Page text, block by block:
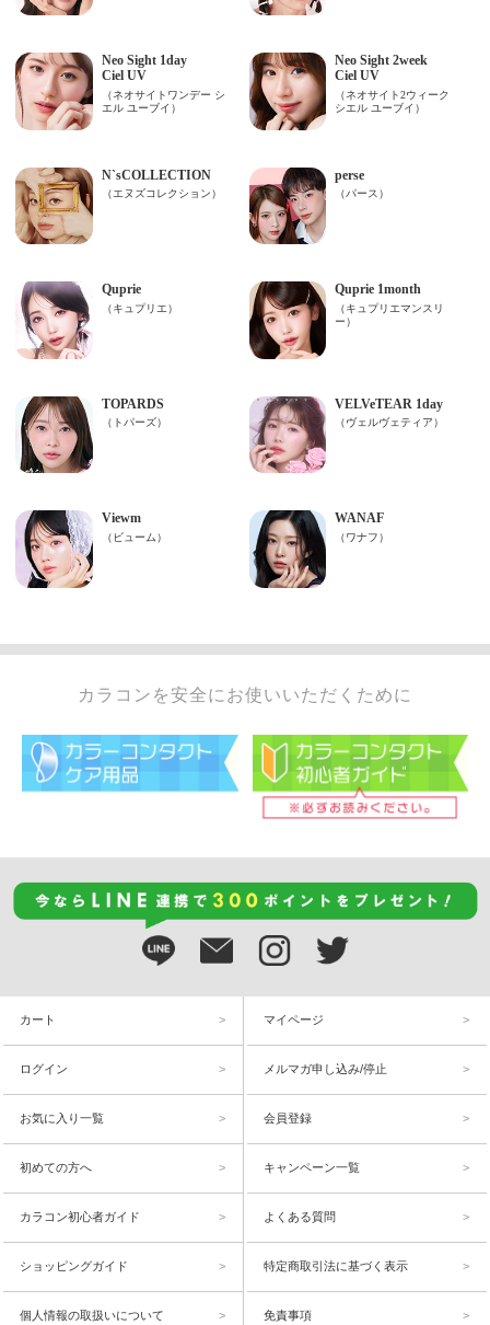
カラコンを安全にお使いいただくために
カート マイページ
ログイン メルマガ申し込み/停止
お気に入り一覧 会員登録
初めての方へ キャンペーン一覧
カラコン初心者ガイド よくある質問
ショッピングガイド 特定商取引法に基づく表示
個人情報の取扱いについて 免責事項